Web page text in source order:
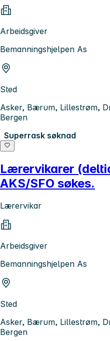
Arbeidsgiver
Bemanningshjelpen As
Sted
Asker, Bærum, Lillestrøm,
Bergen
Superrask søknad
Lærervikarer
AKS/SFO søkes.
Lærervikar
Arbeidsgiver
Bemanningshjelpen As
Sted
Asker, Bærum, Lillestrøm,
Bergen